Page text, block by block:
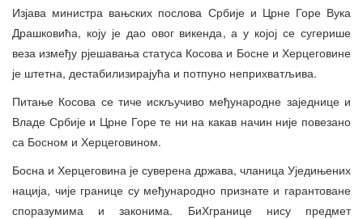
Изјава министра вањских послова Србије и Црне Горе Вука
Драшковића, коју је дао овог викенда, а у којој се сугерише
веза између рјешавања статуса Косова и Босне и Херцеговине
је штетна, дестабилизирајућа и потпуно неприхватљива.
Питање Косова се тиче искључиво међународне заједнице и
Владе Србије и Црне Горе те ни на какав начин није повезано
са Босном и Херцеговином.
Босна и Херцеговина је суверена држава, чланица Уједињених
нација, чије границе су међународно признате и гарантоване
споразумима и законима. БиХгранице нису предмет